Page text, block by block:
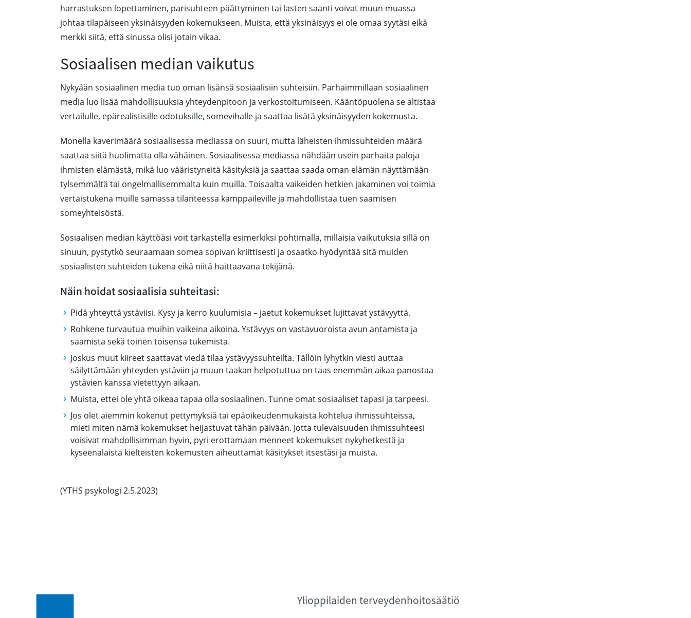
harrastuksen lopettaminen, parisuhteen päättyminen tai lasten saanti voivat muun muassa
johtaa tilapäiseen yksinäisyyden kokemukseen. Muista, että yksinäisyys ei ole omaa syytäsi eikä
merkki siitä, että sinussa olisi jotain vikaa.
Sosiaalisen median vaikutus
Nykyään sosiaalinen media tuo oman lisänsä sosiaalisiin suhteisiin. Parhaimmillaan sosiaalinen
media luo lisää mahdollisuuksia yhteydenpitoon ja verkostoitumiseen. Kääntöpuolena se altistaa
vertailulle, epärealistisille odotuksille, somevihalle ja saattaa lisätä yksinäisyyden kokemusta.
Monella kaverimäärä sosiaalisessa mediassa on suuri, mutta läheisten ihmissuhteiden määrä
saattaa siitä huolimatta olla vähäinen. Sosiaalisessa mediassa nähdään usein parhaita paloja
ihmisten elämästä, mikä luo vääristyneitä käsityksiä ja saattaa saada oman elämän näyttämään
tylsemmältä tai ongelmallisemmalta kuin muilla. Toisaalta vaikeiden hetkien jakaminen voi toimia
vertaistukena muille samassa tilanteessa kamppaileville ja mahdollistaa tuen saamisen
someyhteisöstä.
Sosiaalisen median käyttöäsi voit tarkastella esimerkiksi pohtimalla, millaisia vaikutuksia sillä on
sinuun, pystytkö seuraamaan somea sopivan kriittisesti ja osaatko hyödyntää sitä muiden
sosiaalisten suhteiden tukena eikä niitä haittaavana tekijänä.
Näin hoidat sosiaalisia suhteitasi:
Pidä yhteyttä ystäviisi. Kysy ja kerro kuulumisia – jaetut kokemukset lujittavat ystävyyttä.
Rohkene turvautua muihin vaikeina aikoina. Ystävyys on vastavuoroista avun antamista ja
saamista sekä toinen toisensa tukemista.
Joskus muut kiireet saattavat viedä tilaa ystävyyssuhteilta. Tällöin lyhytkin viesti auttaa
säilyttämään yhteyden ystäviin ja muun taakan helpotuttua on taas enemmän aikaa panostaa
ystävien kanssa vietettyyn aikaan.
Muista, ettei ole yhtä oikeaa tapaa olla sosiaalinen. Tunne omat sosiaaliset tapasi ja tarpeesi.
Jos olet aiemmin kokenut pettymyksiä tai epäoikeudenmukaista kohtelua ihmissuhteissa,
mieti miten nämä kokemukset heijastuvat tähän päivään. Jotta tulevaisuuden ihmissuhteesi
voisivat mahdollisimman hyvin, pyri erottamaan menneet kokemukset nykyhetkestä ja
kyseenalaista kielteisten kokemusten aiheuttamat käsitykset itsestäsi ja muista.
(YTHS psykologi 2.5.2023)
Ylioppilaiden terveydenhoitosäätiö